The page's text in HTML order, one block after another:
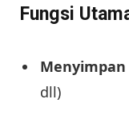
Fungsi
dll)